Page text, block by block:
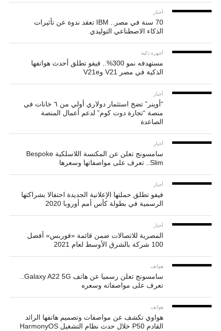
أخبار
70 سنة في مصر.. IBM تعقد ندوة عن تأثيرات
الذكاء الاصطناعي التوليدي
أجهزة ذكية
مستهدفه نمو 300%.. فيفو تطلق أحدث هواتفها
الذكية في مصر V21 وV21e
أخبار
“أوپنر” تضخ استثمار دولاري أولي من ٦ خانات في
منصة “تجارة دوت كوم” لدعم أعمال المنصة
الصاعدة
أخبار
سامسونج تعلن عن المكنسة اللاسلكية Bespoke
Slim.. تعرف على مواصفاتها وسعرها
أخبار
فيفو تطلق حملتها الإعلانية الجديدة احتفالا بشراكتها
الرسمية في بطولة كأس أمم أوروبا 2020
أخبار
المصرية للاتصالات ضمن قائمة «فوربس» أفضل
100 شركة بالشرق الأوسط لعام 2021
هواتف
تعرف على مواصفاته وسعره
هواتف
هواوي تكشف عن مواصفات وتصميم هاتفها الرائد
القادم P50 خلال حدث نظام التشغيل HarmonyOS